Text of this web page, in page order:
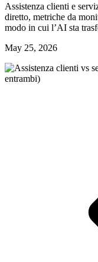
Assistenza clienti e
diretto, metriche da
modo in cui l’AI sta
May 25, 2026